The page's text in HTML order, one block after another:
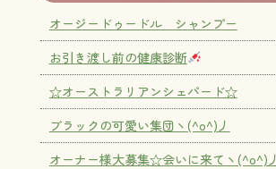
オージードゥードル シャンプー
お引き渡し前の健康診断
☆オーストラリアンシェパード☆
ブラックの可愛い集団ヽ(^o^)丿
オーナー様大募集☆会いに来てヽ(^o^)丿